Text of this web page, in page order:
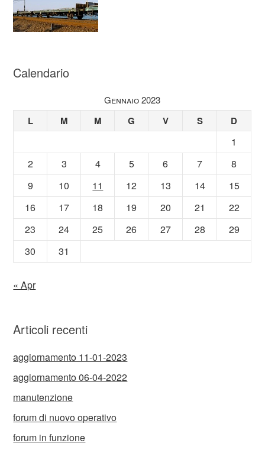
Calendario
Gennaio 2023
L M M G V S D
1
2
3 4 5 6 7
8
9
10 11 12 13 14
15
16
17 18 19 20 21
22
23
24 25 26 27 28
29
30
31
« Apr
Articoli recenti
aggiornamento 11-01-2023
aggiornamento 06-04-2022
manutenzione
forum di nuovo operativo
forum in funzione